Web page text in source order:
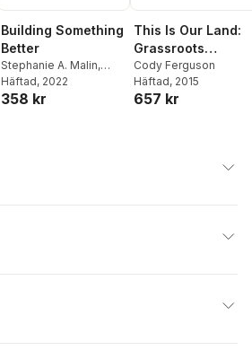
Building Something
Better
Stephanie A. Malin,
Meghan Elizabeth
Kallman
Häftad, 2022
358 kr
This Is Our Land:
Grassroots
Environmentalism
in the Late
Twentieth Century
Cody Ferguson
Häftad, 2015
657 kr